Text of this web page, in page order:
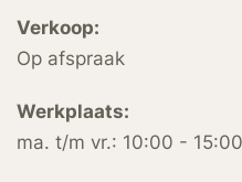
Verkoop:
Op afspraak
Werkplaats:
ma. t/m vr.: 10:00 - 15:00